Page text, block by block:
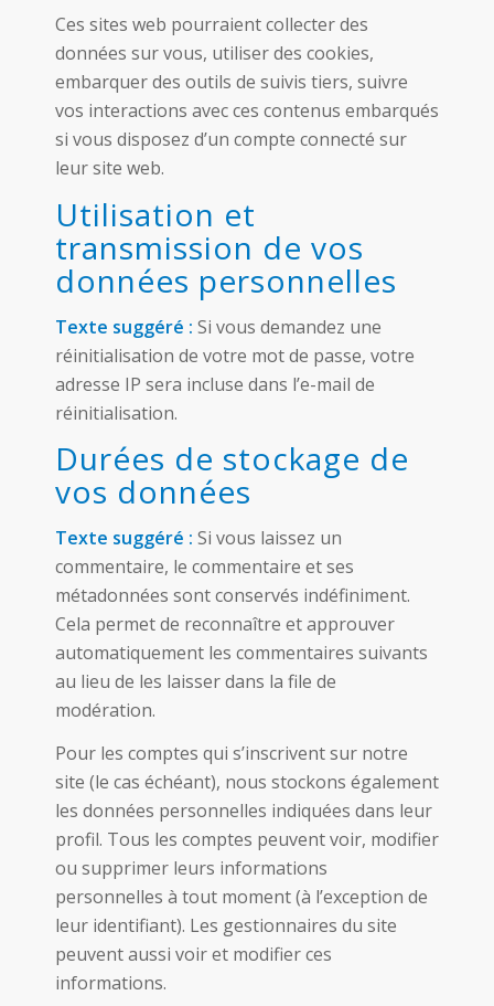
Ces sites web pourraient collecter des
données sur vous, utiliser des cookies,
embarquer des outils de suivis tiers, suivre
vos interactions avec ces contenus embarqués
si vous disposez d’un compte connecté sur
leur site web.
Utilisation et
transmission de vos
données personnelles
Texte suggéré : Si vous demandez une
réinitialisation de votre mot de passe, votre
adresse IP sera incluse dans l’e-mail de
réinitialisation.
Durées de stockage de
vos données
Texte suggéré : Si vous laissez un
commentaire, le commentaire et ses
métadonnées sont conservés indéfiniment.
Cela permet de reconnaître et approuver
automatiquement les commentaires suivants
au lieu de les laisser dans la file de
modération.
Pour les comptes qui s’inscrivent sur notre
site (le cas échéant), nous stockons également
les données personnelles indiquées dans leur
profil. Tous les comptes peuvent voir, modifier
ou supprimer leurs informations
personnelles à tout moment (à l’exception de
leur identifiant). Les gestionnaires du site
peuvent aussi voir et modifier ces
informations.